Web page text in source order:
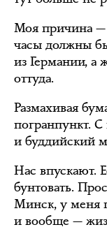
Моя причина —
часы должны
из Германии, а
оттуда.
Размахивая
погранпункт. С
и буддийский
Нас впускают.
бунтовать.
Минск, у меня
и вообще —